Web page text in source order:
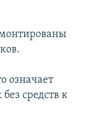
означает
средств к